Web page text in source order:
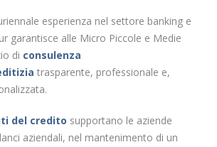
esperienza nel settore banking e
garantisce alle Micro Piccole e Medie
di consulenza
trasparente, professionale e,
del credito supportano le aziende
aziendali, nel mantenimento di un